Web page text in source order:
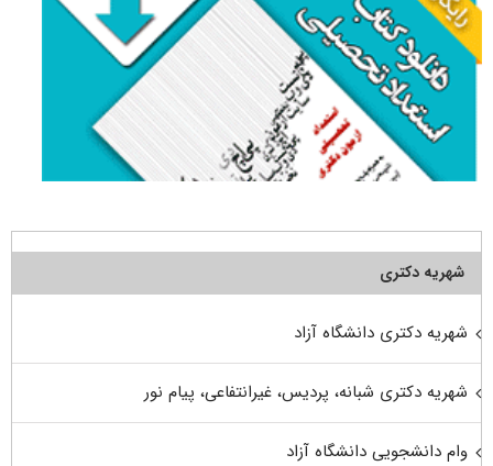
شهریه دکتری
شهریه دکتری دانشگاه آزاد
شهریه دکتری شبانه، پردیس، غیرانتفاعی، پیام نور
وام دانشجویی دانشگاه آزاد